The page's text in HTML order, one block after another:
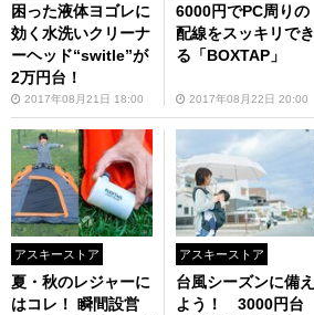
困った液体ヨゴレに
効く水洗いクリーナ
ーヘッド“switle”が
2万円台！
2017年08月21日 18:00
6000円でPC周りの
配線をスッキリでき
る「BOXTAP」
2017年08月22日 20:00
アスキーストア
夏・秋のレジャーに
はコレ！ 瞬間設営
アスキーストア
台風シーズンに備え
よう！ 3000円台